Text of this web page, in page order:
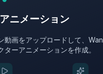
ニメーション
動画をアップロードして、Wan
ーアニメーションを作成。